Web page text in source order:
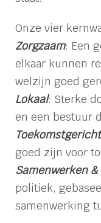
Onze vier
Zorgzaam: Een
elkaar kunnen
welzijn goed
Lokaal: Sterke
en een bestuur
Toekomstgericht
goed zijn voor
Samenwerken
politiek,
samenwerking